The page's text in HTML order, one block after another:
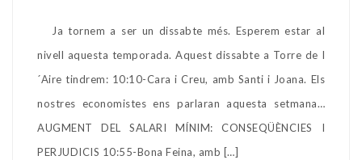
Ja tornem a ser un dissabte més. Esperem estar al
nivell aquesta temporada. Aquest dissabte a Torre de l
´Aire tindrem: 10:10-Cara i Creu, amb Santi i Joana. Els
nostres economistes ens parlaran aquesta setmana…
AUGMENT DEL SALARI MÍNIM: CONSEQÜÈNCIES I
PERJUDICIS 10:55-Bona Feina, amb […]